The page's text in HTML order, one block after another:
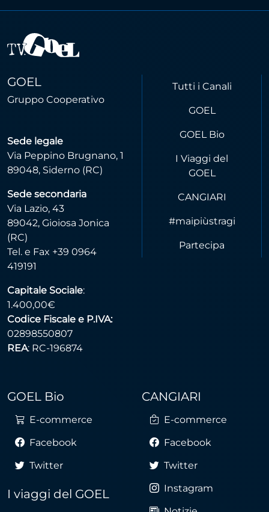
GOEL
Gruppo Cooperativo
Sede legale
Via Peppino Brugnano, 1
89048, Siderno (RC)
Sede secondaria
Via Lazio, 43
89042, Gioiosa Jonica
(RC)
Tel. e Fax +39 0964
419191
Capitale Sociale:
1.400,00€
Codice Fiscale e P.IVA:
02898550807
REA: RC-196874
Tutti i Canali
GOEL
GOEL Bio
I Viaggi del
GOEL
CANGIARI
#maipiùstragi
Partecipa
GOEL Bio
E-commerce
Facebook
Twitter
I viaggi del GOEL
CANGIARI
E-commerce
Facebook
Twitter
Instagram